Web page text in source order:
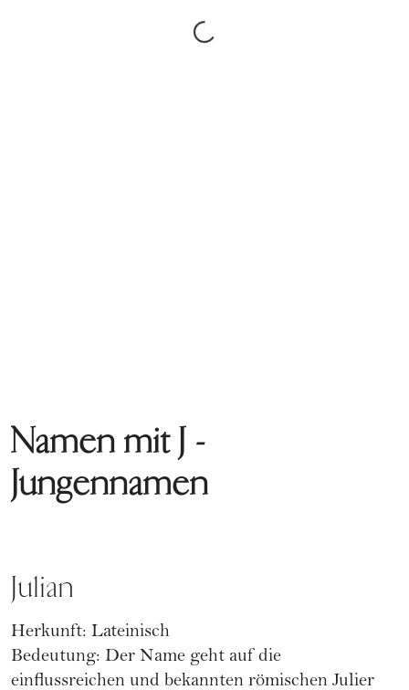
Namen mit J -
Jungennamen
Julian
Herkunft: Lateinisch
Bedeutung: Der Name geht auf die
einflussreichen und bekannten römischen Julier